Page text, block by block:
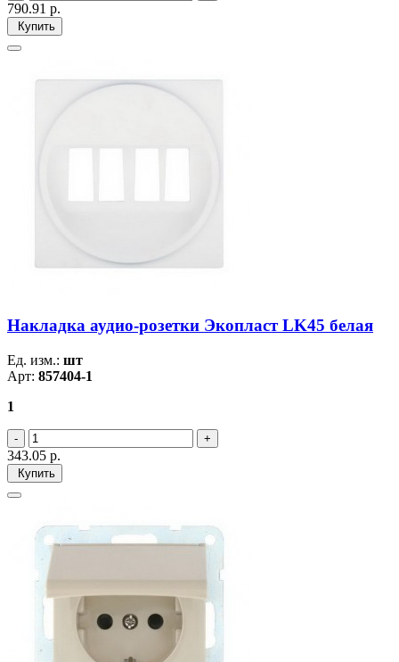
790.91 р.
Купить
Накладка аудио-розетки Экопласт LK45 белая
Ед. изм.: шт
Арт: 857404-1
1
343.05 р.
Купить